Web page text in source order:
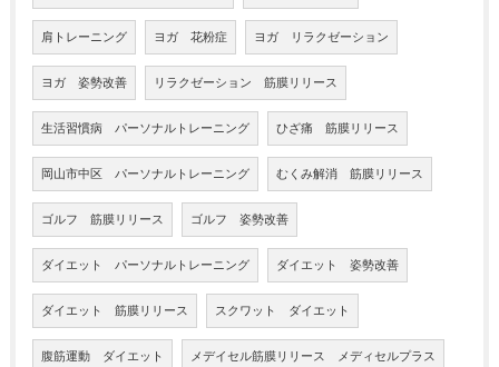
肩トレーニング ヨガ 花粉症 ヨガ リラクゼーション
ヨガ 姿勢改善 リラクゼーション 筋膜リリース
生活習慣病 パーソナルトレーニング ひざ痛 筋膜リリース
岡山市中区 パーソナルトレーニング むくみ解消 筋膜リリース
ゴルフ 筋膜リリース ゴルフ 姿勢改善
ダイエット パーソナルトレーニング ダイエット 姿勢改善
ダイエット 筋膜リリース スクワット ダイエット
腹筋運動 ダイエット メデイセル筋膜リリース メディセルプラス